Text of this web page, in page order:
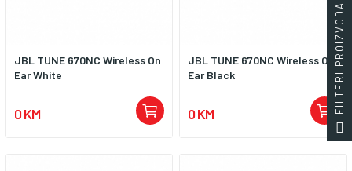
JBL TUNE 670NC Wireless On
Ear White
0 KM
JBL TUNE 670NC Wireless On
Ear Black
0 KM FILTERI PROIZVODA